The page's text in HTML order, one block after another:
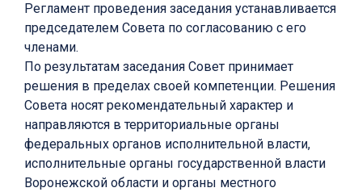
Регламент проведения заседания устанавливается
председателем Совета по согласованию с его
членами.
По результатам заседания Совет принимает
решения в пределах своей компетенции. Решения
Совета носят рекомендательный характер и
направляются в территориальные органы
федеральных органов исполнительной власти,
исполнительные органы государственной власти
Воронежской области и органы местного